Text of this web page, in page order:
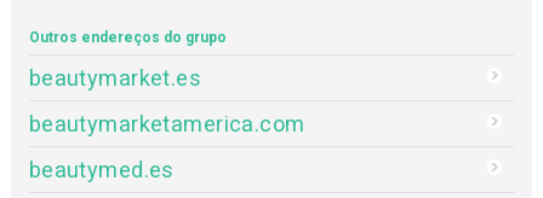
Outros endereços do grupo
beautymarket.es
beautymarketamerica.com
beautymed.es